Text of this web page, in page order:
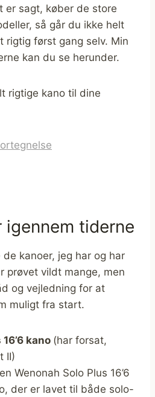
er sagt, køber de store
så går du ikke helt
rigtig først gang selv. Min
kan du se herunder.
rigtige kano til dine
igennem tiderne
kanoer, jeg har og har
prøvet vildt mange, men
og vejledning for at
muligt fra start.
kano (har forsat,
II)
Wenonah Solo Plus 16’6
der er lavet til både solo-